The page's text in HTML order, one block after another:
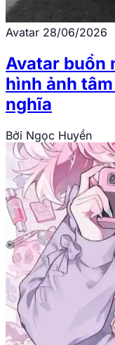
Avatar 28/06/2026
Avatar buồn
hình ảnh
nghĩa
Bởi Ngọc Huyền